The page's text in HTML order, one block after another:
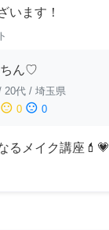
います！
ちん♡
20代 / 埼玉県
sentiment_neutral 0 sentiment_dissatisfied 0
るメイク講座💄💗